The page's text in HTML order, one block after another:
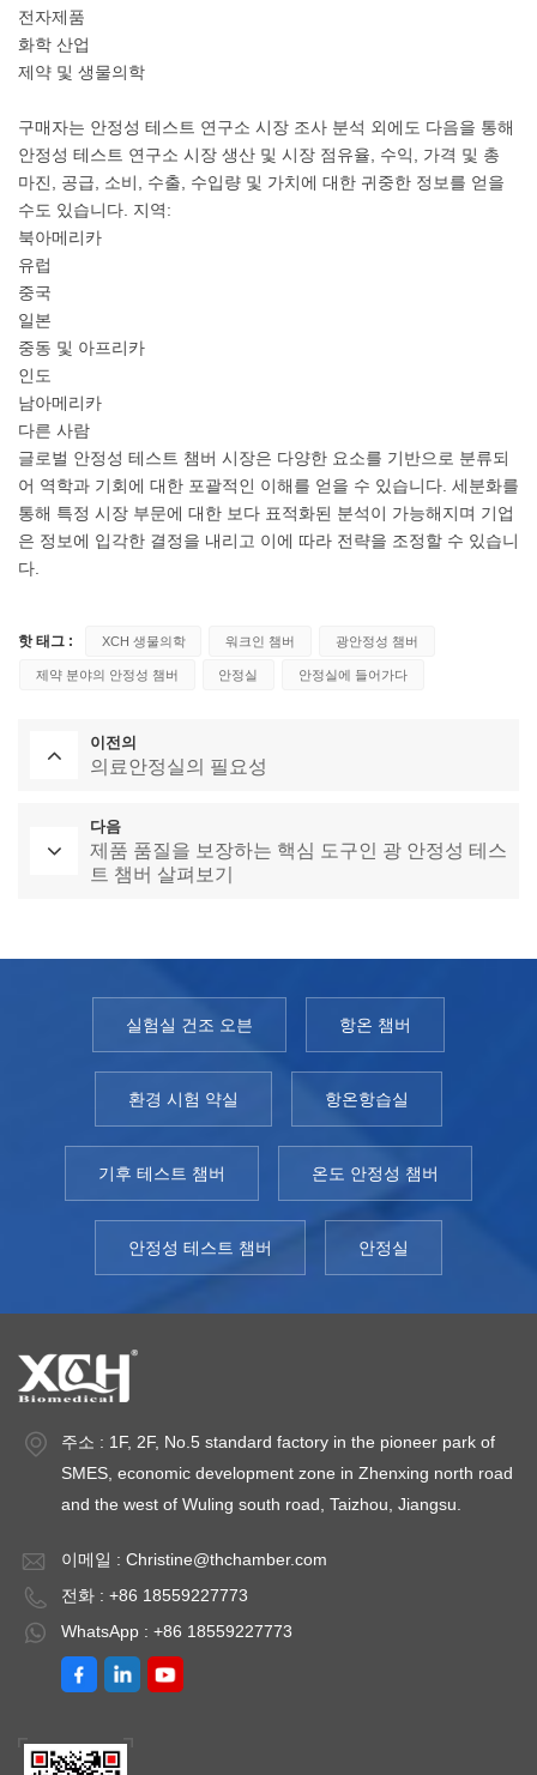
전자제품
화학 산업
제약 및 생물의학
구매자는 안정성 테스트 연구소 시장 조사 분석 외에도 다음을 통해
안정성 테스트 연구소 시장 생산 및 시장 점유율, 수익, 가격 및 총
마진, 공급, 소비, 수출, 수입량 및 가치에 대한 귀중한 정보를 얻을
수도 있습니다. 지역:
북아메리카
유럽
중국
일본
중동 및 아프리카
인도
남아메리카
다른 사람
글로벌 안정성 테스트 챔버 시장은 다양한 요소를 기반으로 분류되
어 역학과 기회에 대한 포괄적인 이해를 얻을 수 있습니다. 세분화를
통해 특정 시장 부문에 대한 보다 표적화된 분석이 가능해지며 기업
은 정보에 입각한 결정을 내리고 이에 따라 전략을 조정할 수 있습니
다.
핫 태그 : XCH 생물의학 워크인 챔버 광안정성 챔버
제약 분야의 안정성 챔버 안정실 안정실에 들어가다
이전의
의료안정실의 필요성
다음
제품 품질을 보장하는 핵심 도구인 광 안정성 테스
트 챔버 살펴보기
실험실 건조 오븐 항온 챔버
환경 시험 약실 항온항습실
기후 테스트 챔버 온도 안정성 챔버
안정성 테스트 챔버 안정실
주소 : 1F, 2F, No.5 standard factory in the pioneer park of
SMES, economic development zone in Zhenxing north road
and the west of Wuling south road, Taizhou, Jiangsu.
이메일 : Christine@thchamber.com
전화 : +86 18559227773
WhatsApp : +86 18559227773